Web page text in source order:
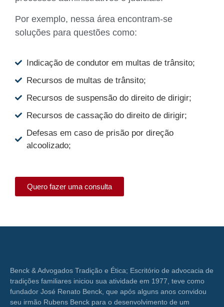
Por exemplo, nessa área encontram-se
soluções para questões como:
Indicação de condutor em multas de trânsito;
Recursos de multas de trânsito;
Recursos de suspensão do direito de dirigir;
Recursos de cassação do direito de dirigir;
Defesas em caso de prisão por direção
alcoolizado;
Quero fazer uma consulta
Benck & Advogados Tradição e Ética; Escritório de advocacia de
tradições familiares iniciou sua atividade em 1977, teve como
fundador José Renato Benck, que após alguns anos convidou
seu irmão Rubens Benck para o desenvolvimento de um